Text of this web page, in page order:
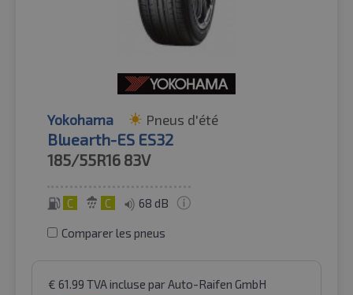
Yokohama Pneus d'été
Bluearth-ES ES32
185/55R16 83V
C C 68 dB
Comparer les pneus
€ 61.99 TVA incluse par Auto-Raifen GmbH